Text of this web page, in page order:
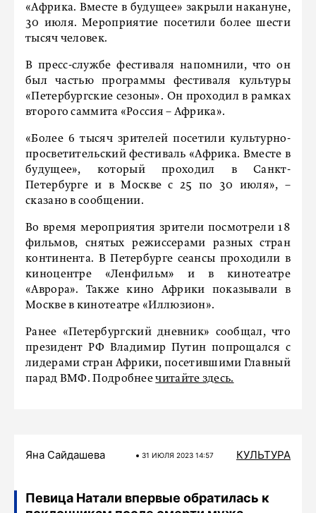
«Африка. Вместе в будущее» закрыли накануне,
30 июля. Мероприятие посетили более шести
тысяч человек.
В пресс-службе фестиваля напомнили, что он
был частью программы фестиваля культуры
«Петербургские сезоны». Он проходил в рамках
второго саммита «Россия – Африка».
«Более 6 тысяч зрителей посетили культурно-
просветительский фестиваль «Африка. Вместе в
будущее», который проходил в Санкт-
Петербурге и в Москве с 25 по 30 июля», –
сказано в сообщении.
Во время мероприятия зрители посмотрели 18
фильмов, снятых режиссерами разных стран
континента. В Петербурге сеансы проходили в
киноцентре «Ленфильм» и в кинотеатре
«Аврора». Также кино Африки показывали в
Москве в кинотеатре «Иллюзион».
Ранее «Петербургский дневник» сообщал, что
президент РФ Владимир Путин попрощался с
лидерами стран Африки, посетившими Главный
парад ВМФ. Подробнеечитайте здесь.
Яна Сайдашева 31 ИЮЛЯ 2023 14:57 КУЛЬТУРА
Певица Натали впервые обратилась к